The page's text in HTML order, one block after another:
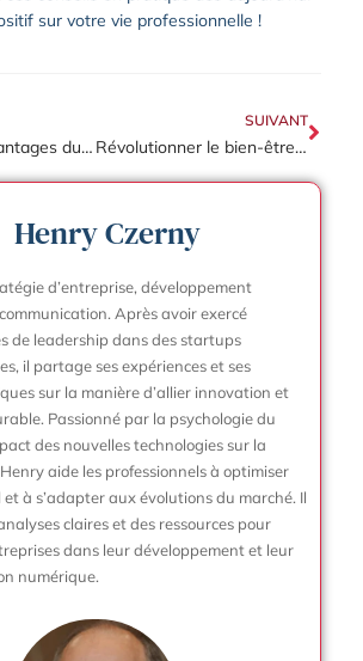
sur votre vie professionnelle !
Explorez les avantages du Team Building en Extérieur pour votre Entreprise
SUIVANT
Révolutionner le bien-être au travail : et si le séminaire était la solution ?
Henry Czerny
d’entreprise, développement
Après avoir exercé
de leadership dans des startups
il partage ses expériences et ses
sur la manière d’allier innovation et
Passionné par la psychologie du
des nouvelles technologies sur la
aide les professionnels à optimiser
à s’adapter aux évolutions du marché. Il
claires et des ressources pour
dans leur développement et leur
numérique.